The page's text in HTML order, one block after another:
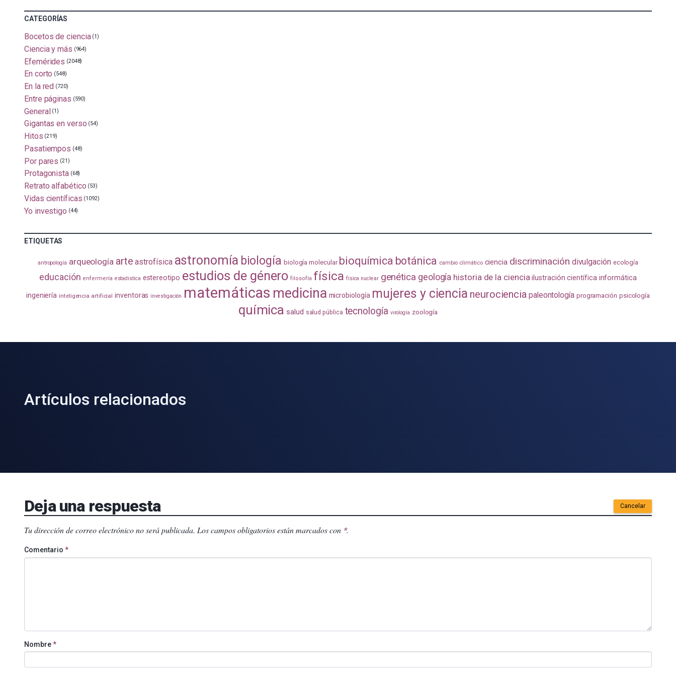
CATEGORÍAS
Bocetos de ciencia (1)
Ciencia y más (964)
Efemérides (2048)
En corto (548)
En la red (720)
Entre páginas (590)
General (1)
Gigantas en verso (54)
Hitos (219)
Pasatiempos (48)
Por pares (21)
Protagonista (68)
Retrato alfabético (53)
Vidas científicas (1092)
Yo investigo (44)
ETIQUETAS
antropología arqueología arte astrofísica astronomía biología biología molecular bioquímica botánica cambio climático ciencia discriminación divulgación ecología
educación enfermería estadistica estereotipo estudios de género filosofía física física nuclear genética geología historia de la ciencia ilustración científica informática
ingeniería inteligencia artificial inventoras investigación matemáticas medicina microbiología mujeres y ciencia neurociencia paleontología programación psicología
química salud salud pública tecnología virología zoología
Artículos relacionados
Deja una respuesta Cancelar
Tu dirección de correo electrónico no será publicada. Los campos obligatorios están marcados con *.
Comentario *
Nombre*